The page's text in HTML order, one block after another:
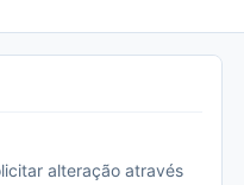
alteração através